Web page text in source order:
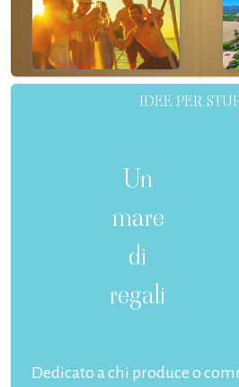
IDEE PER
Un
mare
di
regali
Dedicato a chi produce o